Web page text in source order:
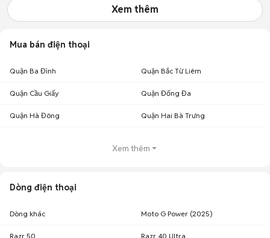
Xem thêm
Mua bán điện thoại
Quận Ba Đình Quận Bắc Từ Liêm
Quận Cầu Giấy Quận Đống Đa
Quận Hà Đông Quận Hai Bà Trưng
Xem thêm
Dòng điện thoại
Dòng khác Moto G Power (2025)
Razr 50 Razr 40 Ultra